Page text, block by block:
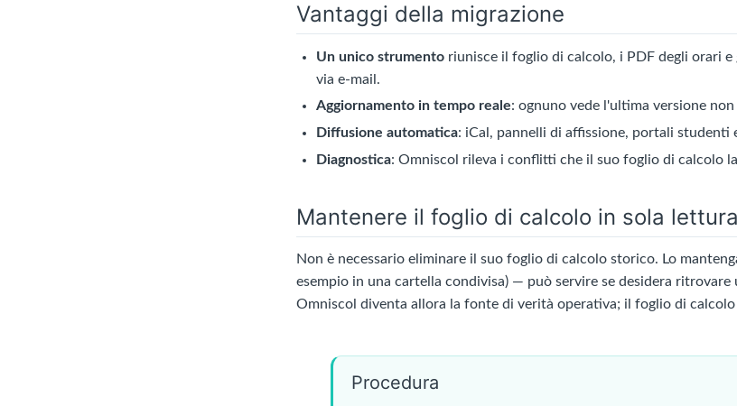
Vantaggi della migrazione
Un unico strumento riunisce il foglio di calcolo, i PDF degli orari
via e-mail.
Aggiornamento in tempo reale: ognuno vede l'ultima versione non
Diffusione automatica: iCal, pannelli di affissione, portali studenti
Diagnostica: Omniscol rileva i conflitti che il suo foglio di calcolo
Mantenere il foglio di calcolo in sola
Non è necessario eliminare il suo foglio di calcolo storico. Lo
esempio in una cartella condivisa) — può servire se desidera ritrovare
Omniscol diventa allora la fonte di verità operativa; il foglio di
Procedura